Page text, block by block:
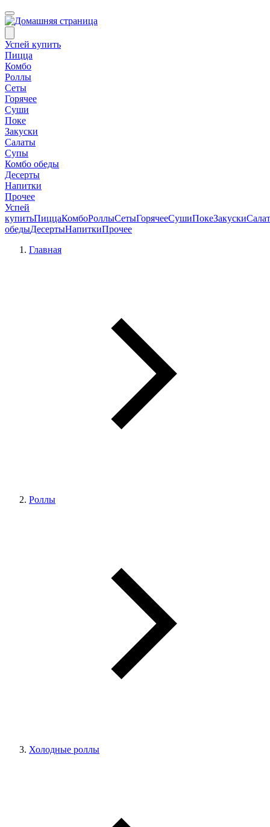
Успей купить
Пицца
Комбо
Роллы
Сеты
Горячее
Суши
Поке
Закуски
Салаты
Супы
Комбо обеды
Десерты
Напитки
Прочее
Успей
купитьПиццаКомбоРоллыСетыГорячееСушиПокеЗакуски
обедыДесертыНапиткиПрочее
Главная
Роллы
Холодные роллы